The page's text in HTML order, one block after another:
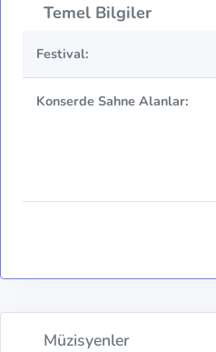
Temel Bilgiler
Festival:
Konserde Sahne Alanlar:
Müzisyenler